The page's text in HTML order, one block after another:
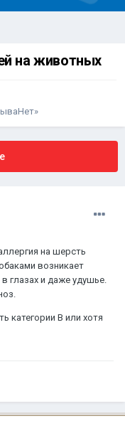
на животных
на шерсть
возникает
глазах и даже удушье.
категории В или хотя